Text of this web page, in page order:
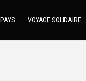
PAYS VOYAGE SOLIDAIRE